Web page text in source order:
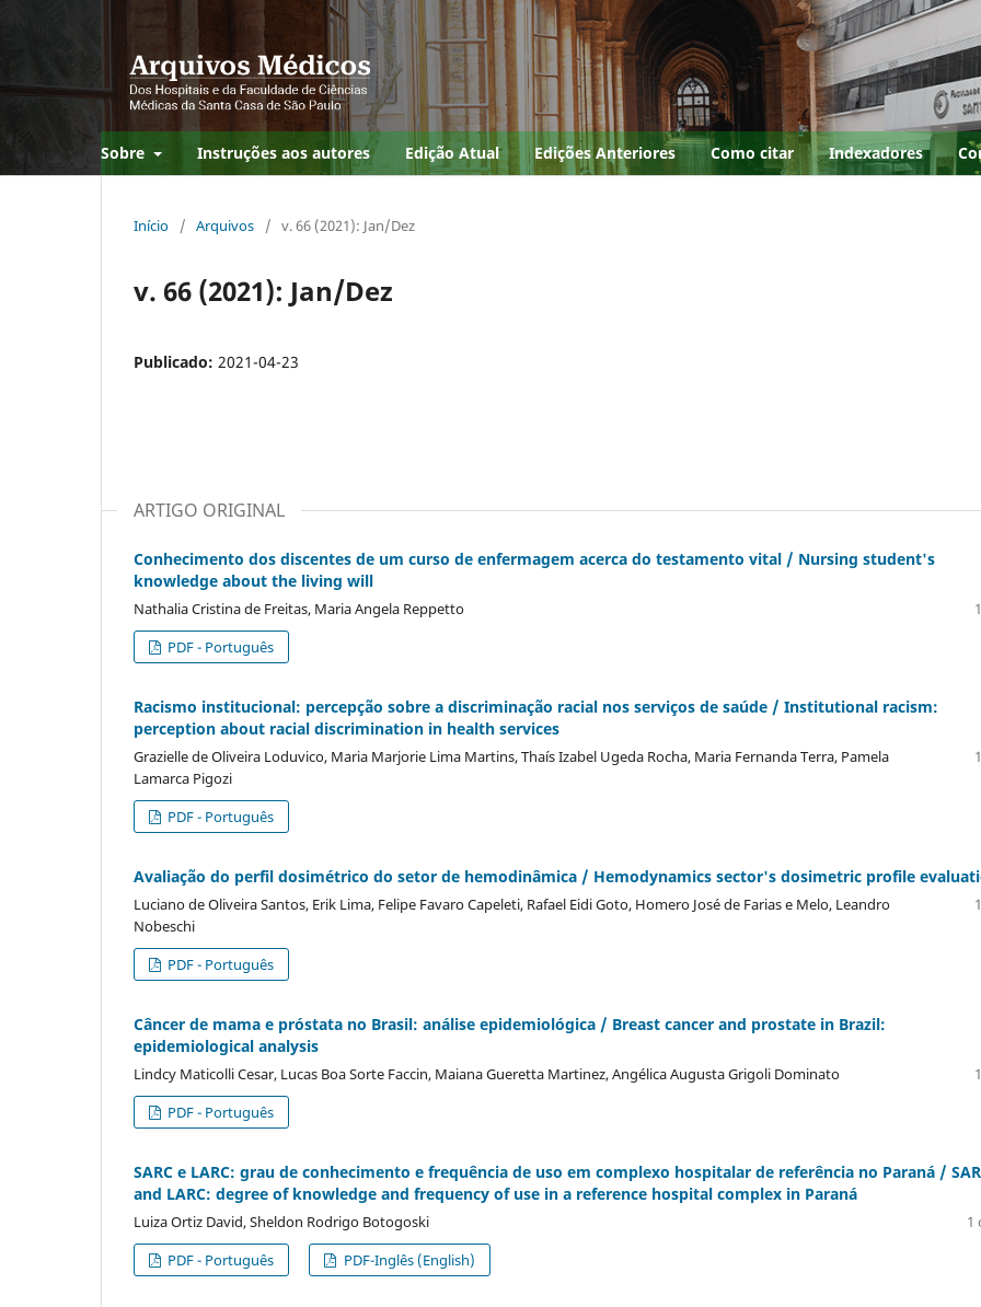
Sobre Instruções aos autores Edição Atual Edições Anteriores Como citar Indexadores
Início / Arquivos / v. 66 (2021): Jan/Dez
v. 66 (2021): Jan/Dez
Publicado: 2021-04-23
ARTIGO ORIGINAL
Conhecimento dos discentes de um curso de enfermagem acerca do testamento vital / Nursing student's
knowledge about the living will
Nathalia Cristina de Freitas, Maria Angela Reppetto
PDF - Português
Racismo institucional: percepção sobre a discriminação racial nos serviços de saúde / Institutional racism:
perception about racial discrimination in health services
Grazielle de Oliveira Loduvico, Maria Marjorie Lima Martins, Thaí­s Izabel Ugeda Rocha, Maria Fernanda Terra, Pamela
Lamarca Pigozi
PDF - Português
Avaliação do perfil dosimétrico do setor de hemodinâmica / Hemodynamics sector's dosimetric profile
Luciano de Oliveira Santos, Erik Lima, Felipe Favaro Capeleti, Rafael Eidi Goto, Homero José de Farias e Melo, Leandro
Nobeschi
PDF - Português
Câncer de mama e próstata no Brasil: análise epidemiológica / Breast cancer and prostate in Brazil:
epidemiological analysis
Lindcy Maticolli Cesar, Lucas Boa Sorte Faccin, Maiana Gueretta Martinez, Angélica Augusta Grigoli Dominato
PDF - Português
SARC e LARC: grau de conhecimento e frequência de uso em complexo hospitalar de referência no Paraná /
and LARC: degree of knowledge and frequency of use in a reference hospital complex in Paraná
Luiza Ortiz David, Sheldon Rodrigo Botogoski
1
PDF - Português
PDF-Inglês (English)